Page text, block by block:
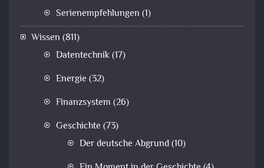
Serienempfehlungen (1)
Wissen (811)
Datentechnik(17)
Energie (32)
Finanzsystem (26)
Geschichte (73)
Der deutsche Abgrund(10)